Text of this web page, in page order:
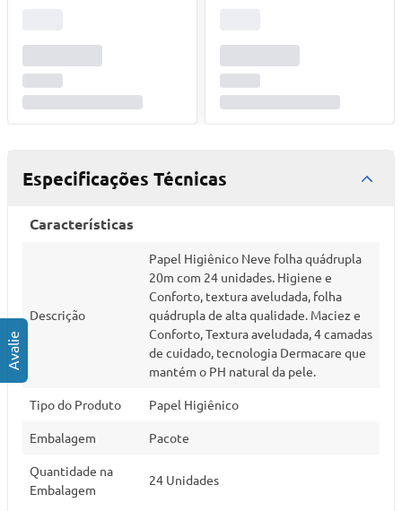
Especificações Técnicas
Características
Descrição
Papel Higiênico Neve folha quádrupla
20m com 24 unidades. Higiene e
Conforto, textura aveludada, folha
quádrupla de alta qualidade. Maciez e
Conforto, Textura aveludada, 4 camadas
de cuidado, tecnologia Dermacare que
mantém o PH natural da pele.
Tipo do Produto Papel Higiênico
Embalagem Pacote
Quantidade na
Embalagem
24 Unidades